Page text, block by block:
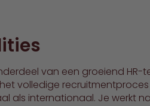
van een groeiend HR-
volledige
als internationaal. Je werkt